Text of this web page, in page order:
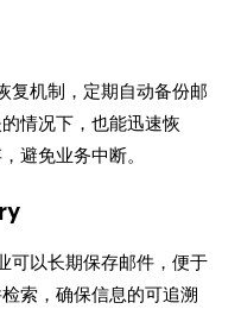
复机制，定期自动备份邮
情况下，也能迅速恢
避免业务中断。
可以长期保存邮件，便于
索，确保信息的可追溯